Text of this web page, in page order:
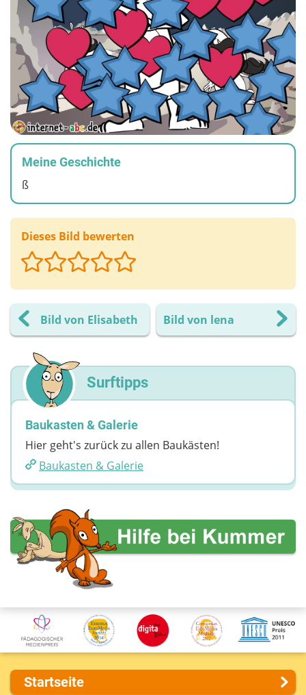
Meine Geschichte
ß
Dieses Bild bewerten
Bild von Elisabeth Bild von lena
Surftipps
Baukasten & Galerie
Hier geht's zurück zu allen Baukästen!
Baukasten & Galerie
Startseite